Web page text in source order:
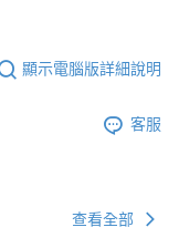
顯示電腦版詳細說明
客服
查看全部